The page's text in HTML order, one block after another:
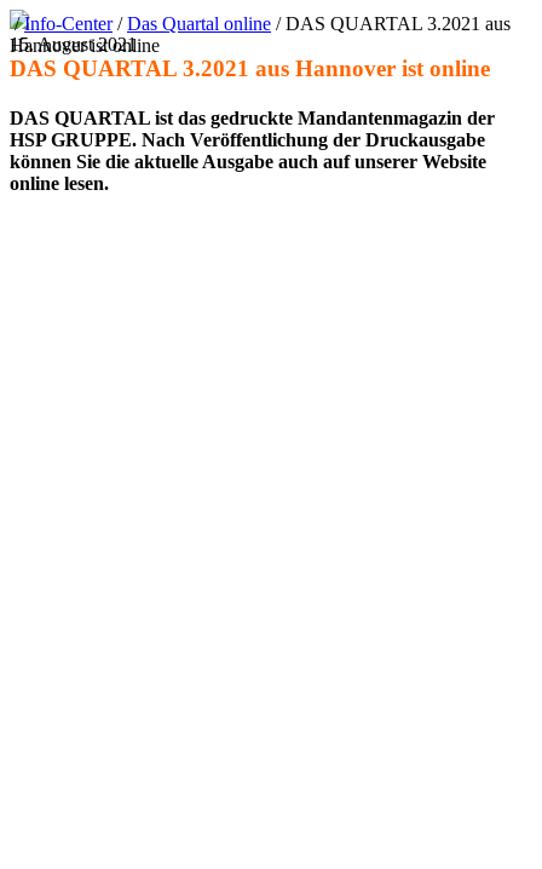
/Info-Center/Das Quartal online /DAS QUARTAL 3.2021 aus
Hannover ist online
15. August 2021
DAS QUARTAL 3.2021 aus Hannover ist online
DAS QUARTAL ist das gedruckte Mandan­ten­ma­gazin der
HSP GRUPPE. Nach Veröf­fent­li­chung der Druck­aus­gabe
können Sie die aktu­elle Ausgabe auch auf unserer Website
online lesen.